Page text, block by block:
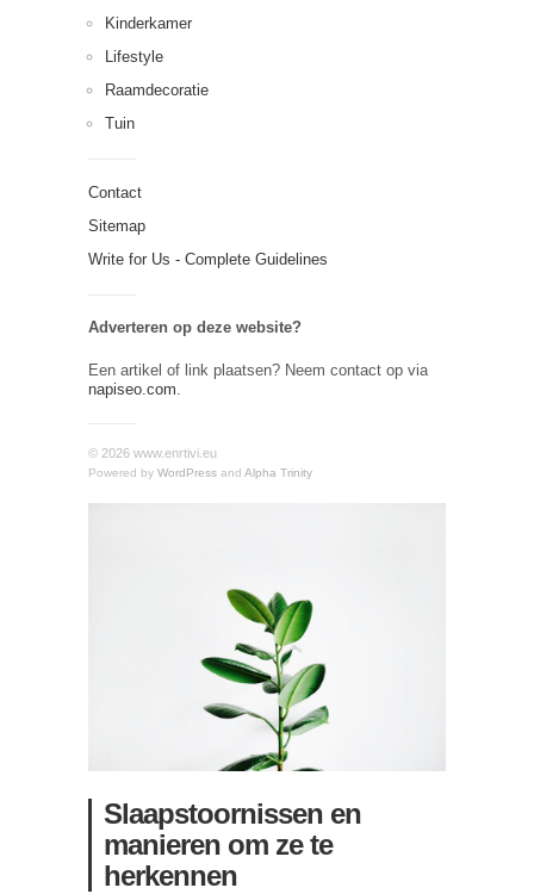
Kinderkamer
Lifestyle
Raamdecoratie
Tuin
Contact
Sitemap
Write for Us - Complete Guidelines
Adverteren op deze website?
Een artikel of link plaatsen? Neem contact op via
napiseo.com.
© 2026 www.enrtivi.eu
Powered by WordPress and Alpha Trinity
Slaapstoornissen en
manieren om ze te
herkennen